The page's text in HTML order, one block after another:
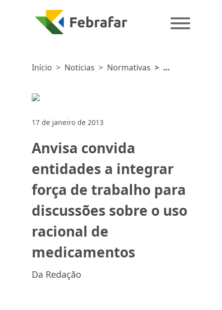
Início > Noticias > Normativas >
sobre o
uso
racional
de
17 de janeiro de 2013
Anvisa convida
entidades a integrar
força de trabalho para
discussões sobre o uso
racional de
medicamentos
Da Redação